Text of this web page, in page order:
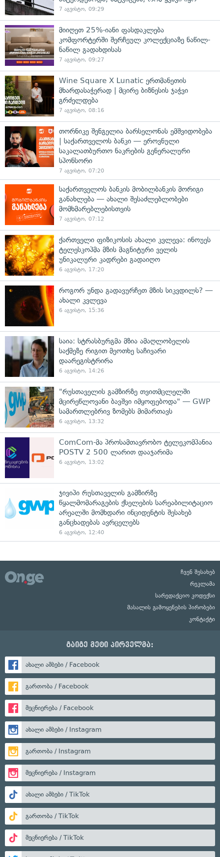
7 აგვისტო, 09:29
მიიღეთ 25%-იანი ფასდაკლება
კომფორტერში შერჩეულ კოლექციაზე ნაწილ-
ნაწილ გადახდისას
7 აგვისტო, 09:27
Wine Square X Lunatic ერთმანეთის
მხარდასაჭერად | მცირე ბიზნესის ჯაჭვი
გრძელდება
7 აგვისტო, 08:16
თორნიკე შენგელია ბარსელონას ემშვიდობება
| საქართველოს ბანკი — ეროვნული
საკალათბურთო ნაკრების გენერალური
სპონსორი
7 აგვისტო, 07:20
საქართველოს ბანკის მობილბანკის მორიგი
განახლება — ახალი შესაძლებლობები
მომხმარებლებისთვის
7 აგვისტო, 07:12
ქართველი ფიზიკოსის ახალი კვლევა: ინოუეს
ტელესკოპმა მზის მაგნიტური ველის
უნიკალური კადრები გადაიღო
6 აგვისტო, 17:20
როგორ უნდა გადავურჩეთ მზის სიკვდილს? —
ახალი კვლევა
6 აგვისტო, 15:36
საია: სტრასბურგმა მზია ამაღლობელის
საქმეზე რიგით მეოთხე საჩივარი
დაარეგისტრირა
6 აგვისტო, 14:26
"რუსთაველის გამზირზე თვითმცლელში
მცირეწლოვანი ბავშვი იმყოფებოდა" — GWP
სამართლებრივ ზომებს მიმართავს
6 აგვისტო, 13:32
ComCom-მა პროსამთავრობო ტელეკომპანია
POSTV 2 500 ლარით დააჯარიმა
6 აგვისტო, 13:02
ჯივიპი რუსთაველის გამზირზე
წყალმომარაგების ქსელების სარეაბილიტაციო
არეალში მომხდარი ინციდენტის შესახებ
განცხადებას ავრცელებს
6 აგვისტო, 12:40
ჩვენ შესახებ
რეკლამა
სარედაქციო კოდექსი
მასალის გამოყენების პირობები
კონტაქტი
გაიგე მეტი პირველმა:
ახალი ამბები / Facebook
გართობა / Facebook
მეცნიერება / Facebook
ახალი ამბები / Instagram
გართობა / Instagram
მეცნიერება / Instagram
ახალი ამბები / TikTok
გართობა / TikTok
მეცნიერება / TikTok